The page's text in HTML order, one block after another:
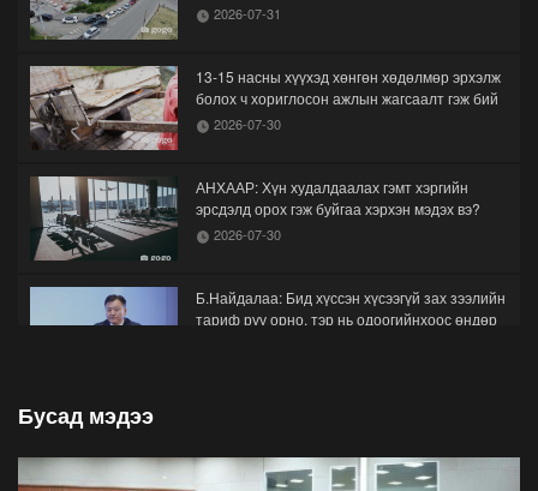
2026-07-31
13-15 насны хүүхэд хөнгөн хөдөлмөр эрхэлж
болох ч хориглосон ажлын жагсаалт гэж бий
2026-07-30
АНХААР: Хүн худалдаалах гэмт хэргийн
эрсдэлд орох гэж буйгаа хэрхэн мэдэх вэ?
2026-07-30
Б.Найдалаа: Бид хүссэн хүсээгүй зах зээлийн
тариф руу орно, тэр нь одоогийнхоос өндөр
2026-07-22
Бусад мэдээ